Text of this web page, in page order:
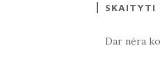
SKAITYTI
Dar nėra